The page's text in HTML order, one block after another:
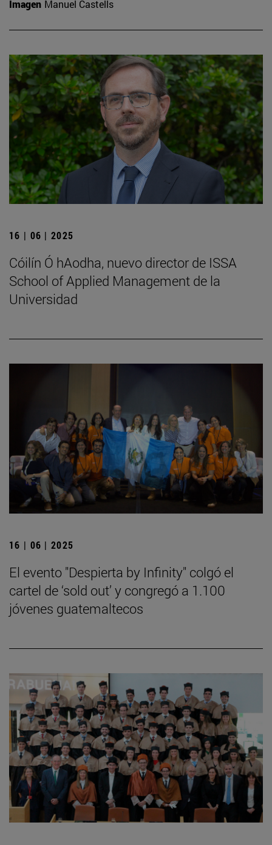
Imagen Manuel Castells
16 | 06 | 2025
Cóilín Ó hAodha, nuevo director de ISSA
School of Applied Management de la
Universidad
16 | 06 | 2025
El evento "Despierta by Infinity" colgó el
cartel de ‘sold out’ y congregó a 1.100
jóvenes guatemaltecos